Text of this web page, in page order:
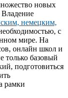
новых
Владение
немецким,
с
мире. На
онлайн школ и
только базовый
подготовиться
рамки